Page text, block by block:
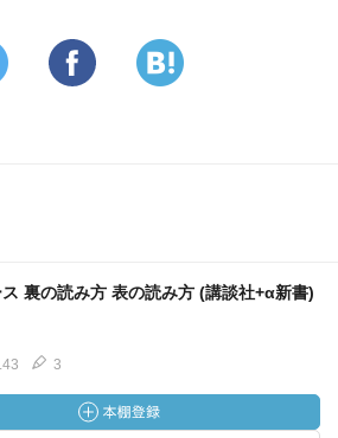
裏の読み方 表の読み方 (講談社+α新書)
3